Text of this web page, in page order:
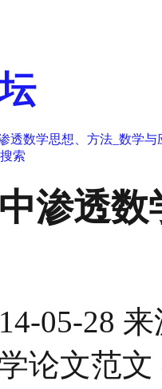
透数学思想、方法_数学与
搜索
渗透
05-28 来
论文范